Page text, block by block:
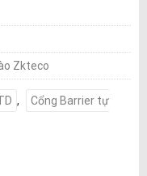
Zkteco
,
Cổng Barrier tự